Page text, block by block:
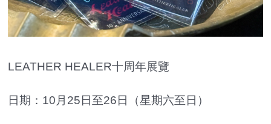
LEATHER HEALER十周年展覽
日期：10月25日至26日（星期六至日）